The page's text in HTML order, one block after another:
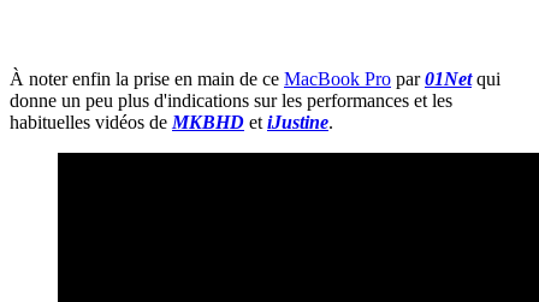
À noter enfin la prise en main de ce MacBook Pro par01Netqui
donne un peu plus d'indications sur les performances et les
habituelles vidéos de MKBHD et iJustine.